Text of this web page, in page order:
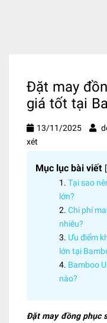
Đặt may
giá tốt tại
13/11/2025
xét
Mục lục bài viết [
Tại sao
lớn?
Chi phí
nhiêu?
Ưu điểm
lớn tại
Bamboo
nào?
Đặt may đồng phục